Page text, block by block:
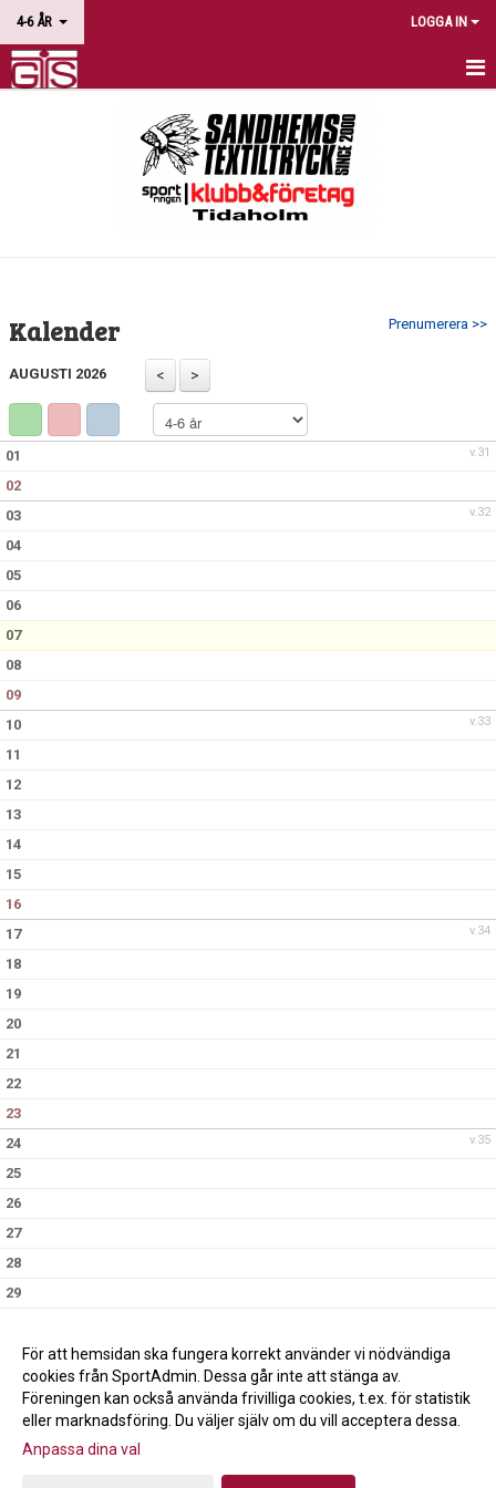
4-6 ÅR LOGGA IN
Prenumerera >>
Kalender
AUGUSTI 2026
v.31
01
02
v.32
03
04
05
06
07
08
09
v.33
10
11
12
13
14
15
16
v.34
17
18
19
20
21
22
23
v.35
24
25
26
27
28
29
Gå till Webbversion
För att hemsidan ska fungera korrekt använder vi nödvändiga
cookies från SportAdmin. Dessa går inte att stänga av.
Föreningen kan också använda frivilliga cookies, t.ex. för statistik
eller marknadsföring. Du väljer själv om du vill acceptera dessa.
Anpassa dina val